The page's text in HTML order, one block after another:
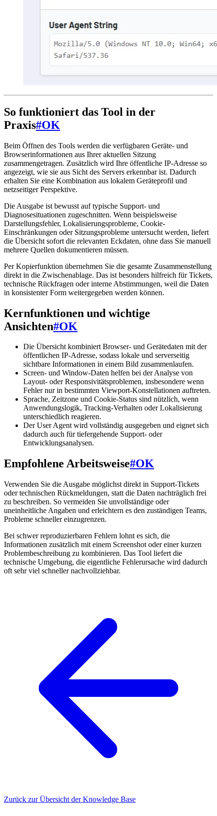
So funktioniert das Tool in der
Praxis#OK
Beim Öffnen des Tools werden die verfügbaren Geräte- und
Browserinformationen aus Ihrer aktuellen Sitzung
zusammengetragen. Zusätzlich wird Ihre öffentliche IP-Adresse so
angezeigt, wie sie aus Sicht des Servers erkennbar ist. Dadurch
erhalten Sie eine Kombination aus lokalem Geräteprofil und
netzseitiger Perspektive.
Die Ausgabe ist bewusst auf typische Support- und
Diagnosesituationen zugeschnitten. Wenn beispielsweise
Darstellungsfehler, Lokalisierungsprobleme, Cookie-
Einschränkungen oder Sitzungsprobleme untersucht werden, liefert
die Übersicht sofort die relevanten Eckdaten, ohne dass Sie manuell
mehrere Quellen dokumentieren müssen.
Per Kopierfunktion übernehmen Sie die gesamte Zusammenstellung
direkt in die Zwischenablage. Das ist besonders hilfreich für Tickets,
technische Rückfragen oder interne Abstimmungen, weil die Daten
in konsistenter Form weitergegeben werden können.
Kernfunktionen und wichtige
Ansichten#OK
Die Übersicht kombiniert Browser- und Gerätedaten mit der
öffentlichen IP-Adresse, sodass lokale und serverseitig
sichtbare Informationen in einem Bild zusammenlaufen.
Screen- und Window-Daten helfen bei der Analyse von
Layout- oder Responsivitätsproblemen, insbesondere wenn
Fehler nur in bestimmten Viewport-Konstellationen auftreten.
Sprache, Zeitzone und Cookie-Status sind nützlich, wenn
Anwendungslogik, Tracking-Verhalten oder Lokalisierung
unterschiedlich reagieren.
Der User Agent wird vollständig ausgegeben und eignet sich
dadurch auch für tiefergehende Support- oder
Entwicklungsanalysen.
Empfohlene Arbeitsweise#OK
Verwenden Sie die Ausgabe möglichst direkt in Support-Tickets
oder technischen Rückmeldungen, statt die Daten nachträglich frei
zu beschreiben. So vermeiden Sie unvollständige oder
uneinheitliche Angaben und erleichtern es den zuständigen Teams,
Probleme schneller einzugrenzen.
Bei schwer reproduzierbaren Fehlern lohnt es sich, die
Informationen zusätzlich mit einem Screenshot oder einer kurzen
Problembeschreibung zu kombinieren. Das Tool liefert die
technische Umgebung, die eigentliche Fehlerursache wird dadurch
oft sehr viel schneller nachvollziehbar.
Zurück zur Übersicht der Knowledge Base